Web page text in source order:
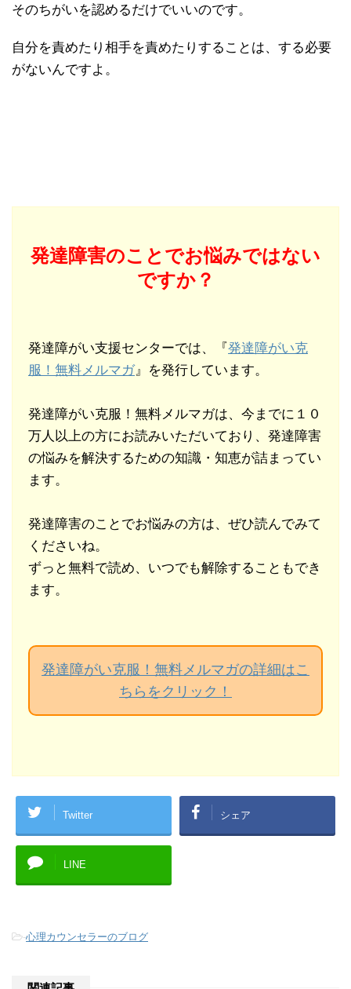
そのちがいを認めるだけでいいのです。
自分を責めたり相手を責めたりすることは、する必要
がないんですよ。
発達障害のことでお悩みではない
ですか？
発達障がい支援センターでは、『発達障がい克
服！無料メルマガ』を発行しています。
発達障がい克服！無料メルマガは、今までに１０
万人以上の方にお読みいただいており、発達障害
の悩みを解決するための知識・知恵が詰まってい
ます。
発達障害のことでお悩みの方は、ぜひ読んでみて
くださいね。
ずっと無料で読め、いつでも解除することもでき
ます。
発達障がい克服！無料メルマガの詳細はこ
ちらをクリック！
Twitter シェア
LINE
-心理カウンセラーのブログ